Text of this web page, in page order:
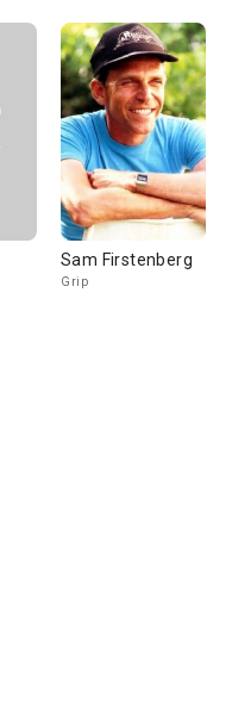
Sam Firstenberg
Grip